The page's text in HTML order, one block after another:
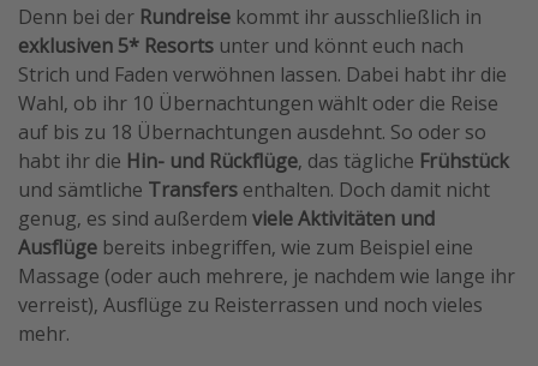
Bahnreisen in der Schweiz
Reisepassfreie Reiseziele
Travel Know How
Silvesterreisen
Last Minute Urlaub Mallorca
Last Minute Urlaub Deutschland
Denn bei der Rundreise kommt ihr ausschließlich in
exklusiven 5* Resorts unter und könnt euch nach
Strich und Faden verwöhnen lassen. Dabei habt ihr die
Wahl, ob ihr 10 Übernachtungen wählt oder die Reise
auf bis zu 18 Übernachtungen ausdehnt. So oder so
habt ihr die Hin- und Rückflüge, das tägliche Frühstück
und sämtliche Transfers enthalten. Doch damit nicht
genug, es sind außerdem viele Aktivitäten und
Ausflüge bereits inbegriffen, wie zum Beispiel eine
Massage (oder auch mehrere, je nachdem wie lange ihr
verreist), Ausflüge zu Reisterrassen und noch vieles
mehr.